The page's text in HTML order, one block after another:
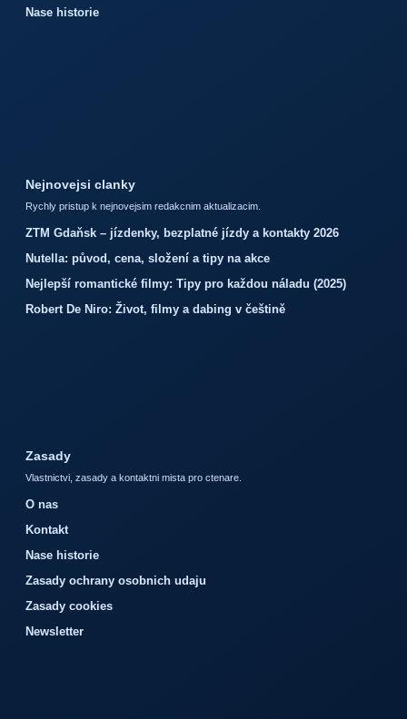
Nase historie
Nejnovejsi clanky
Rychly pristup k nejnovejsim redakcnim aktualizacim.
ZTM Gdaňsk – jízdenky, bezplatné jízdy a kontakty 2026
Nutella: původ, cena, složení a tipy na akce
Nejlepší romantické filmy: Tipy pro každou náladu (2025)
Robert De Niro: Život, filmy a dabing v češtině
Zasady
Vlastnictvi, zasady a kontaktni mista pro ctenare.
O nas
Kontakt
Nase historie
Zasady ochrany osobnich udaju
Zasady cookies
Newsletter